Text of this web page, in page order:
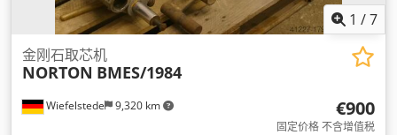
1 /7
Wiefelstede 9,320 km
金刚石取芯机
NORTON BMES/1984
€900
固定价格 不含增值税